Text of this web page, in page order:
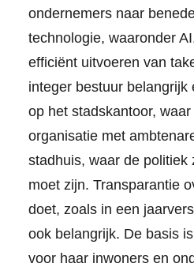
ondernemers naar
technologie, waaronder
efficiënt uitvoeren van
integer bestuur belangrijk
op het stadskantoor,
organisatie met
stadhuis, waar de politiek
moet zijn. Transparantie
doet, zoals in een
ook belangrijk. De basis
voor haar inwoners en